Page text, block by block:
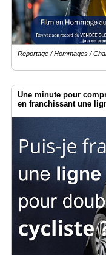
Reportage / Hommages /
Une minute pour
en franchissant une